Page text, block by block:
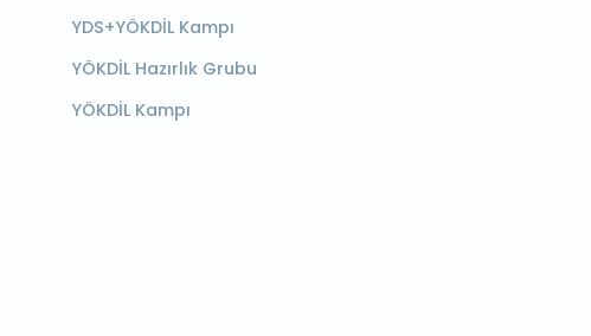
YDS+YÖKDİL Kampı
YÖKDİL Hazırlık Grubu
YÖKDİL Kampı